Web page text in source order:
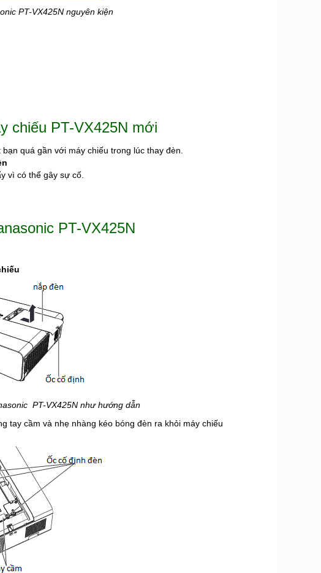
PT-VX425N nguyên kiện
chiếu PT-VX425N mới
quá gần với máy chiếu trong lúc thay đèn.
vì có thể gây sự cố.
PT-VX425N
PT-VX425N như hướng dẫn
tay cầm và nhẹ nhàng kéo bóng đèn ra khỏi máy chiếu